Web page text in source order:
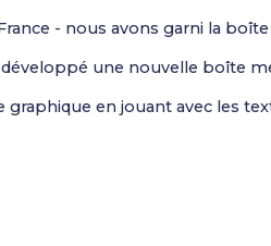
- nous avons garni la
une nouvelle boîte
en jouant avec les